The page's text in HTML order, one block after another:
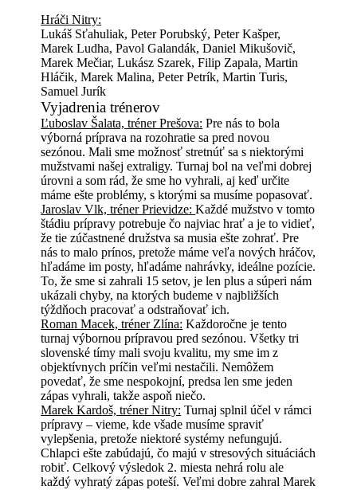
Hráči Nitry:
Lukáš Sťahuliak, Peter Porubský, Peter Kašper,
Marek Ludha, Pavol Galandák, Daniel Mikušovič,
Marek Mečiar, Lukász Szarek, Filip Zapala, Martin
Hláčik, Marek Malina, Peter Petrík, Martin Turis,
Samuel Jurík
Vyjadrenia trénerov
Ľuboslav Šalata, tréner Prešova: Pre nás to bola
výborná príprava na rozohratie sa pred novou
sezónou. Mali sme možnosť stretnúť sa s niektorými
mužstvami našej extraligy. Turnaj bol na veľmi dobrej
úrovni a som rád, že sme ho vyhrali, aj keď určite
máme ešte problémy, s ktorými sa musíme popasovať.
Jaroslav Vlk, tréner Prievidze:Každé mužstvo v tomto
štádiu prípravy potrebuje čo najviac hrať a je to vidieť,
že tie zúčastnené družstva sa musia ešte zohrať. Pre
nás to malo prínos, pretože máme veľa nových hráčov,
hľadáme im posty, hľadáme nahrávky, ideálne pozície.
To, že sme si zahrali 15 setov, je len plus a súperi nám
ukázali chyby, na ktorých budeme v najbližších
týždňoch pracovať a odstraňovať ich.
Roman Macek, tréner Zlína: Každoročne je tento
turnaj výbornou prípravou pred sezónou. Všetky tri
slovenské tímy mali svoju kvalitu, my sme im z
objektívnych príčin veľmi nestačili. Nemôžem
povedať, že sme nespokojní, predsa len sme jeden
zápas vyhrali, takže aspoň niečo.
Marek Kardoš, tréner Nitry: Turnaj splnil účel v rámci
prípravy – vieme, kde všade musíme spraviť
vylepšenia, pretože niektoré systémy nefungujú.
Chlapci ešte zabúdajú, čo majú v stresových situáciách
robiť. Celkový výsledok 2. miesta nehrá rolu ale
každý vyhratý zápas poteší. Veľmi dobre zahral Marek